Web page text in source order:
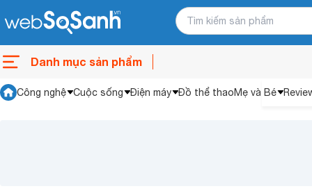
Danh mục sản phẩm
Công nghệ Cuộc sống Điện máy Đồ thể thaoMẹ và Bé